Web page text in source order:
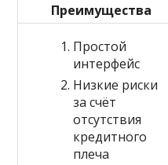
Преимущества
Простой
интерфейс
Низкие риски
за счёт
отсутствия
кредитного
плеча